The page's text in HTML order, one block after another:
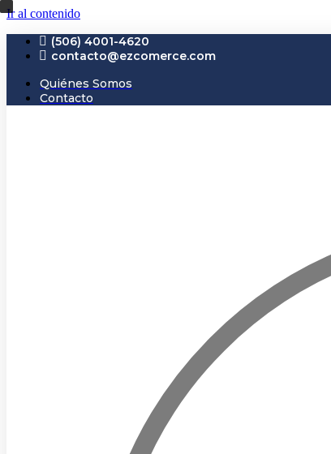
Ir al contenido
(506) 4001-4620
contacto@ezcomerce.com
Quiénes Somos
Contacto